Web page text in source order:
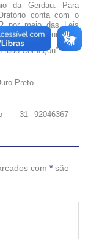
da Gerdau. Para
conta com o
por meio das Leis
da Oi Futuro.
tudo Começou”
Preto
– 31 92046367 –
com * são